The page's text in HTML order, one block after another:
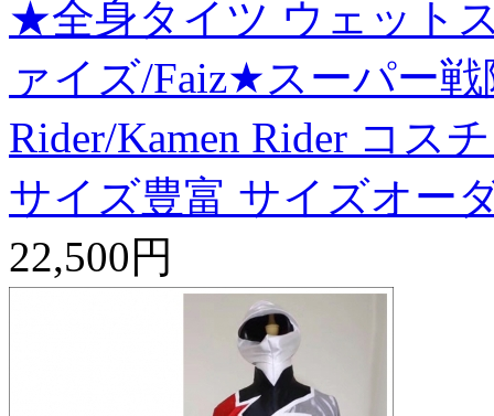
★全身タイツ ウェット
ァイズ/Faiz★スーパー
Rider/Kamen Rider コス
サイズ豊富 サイズオー
22,500円